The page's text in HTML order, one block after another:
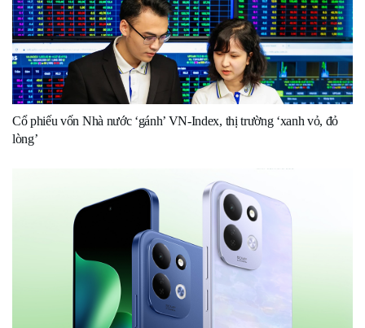
Cổ phiếu vốn Nhà nước ‘gánh’ VN-Index, thị trường ‘xanh vỏ, đỏ
lòng’